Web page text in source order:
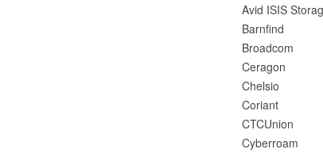
Avid ISIS
Barnfind
Broadcom
Ceragon
Chelsio
Coriant
CTCUnion
Cyberroam